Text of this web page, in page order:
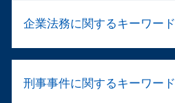
企業法務に関するキーワード
民事再生 デメリット
刑事事件に関するキーワード